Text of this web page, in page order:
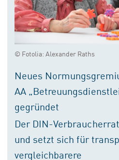
© Fotolia: Alexander Raths
Neues
AA
gegründet
Der DIN-
und setzt sich für
vergleichbarere